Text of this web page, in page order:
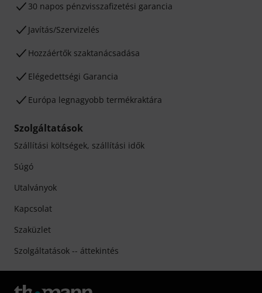
30 napos pénzvisszafizetési garancia
Javítás/Szervizelés
Hozzáértők szaktanácsadása
Elégedettségi Garancia
Európa legnagyobb termékraktára
Szolgáltatások
Szállítási költségek, szállítási idők
Súgó
Utalványok
Kapcsolat
Szaküzlet
Szolgáltatások -- áttekintés